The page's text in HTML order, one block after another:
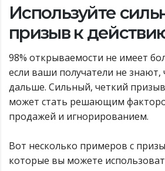
Используйте
призыв к
98% открываемости не имеет
если ваши получатели не знают,
дальше. Сильный, четкий
может стать решающим
продажей и игнорированием.
Вот несколько примеров с
которые вы можете